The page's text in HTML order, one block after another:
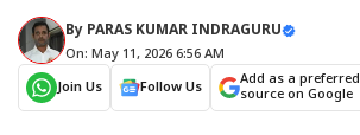
By PARAS KUMAR INDRAGURU
On: May 11, 2026 6:56 AM
Join Us
Follow Us
Add as a preferred
source on Google